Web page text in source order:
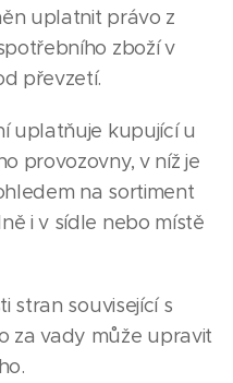
uplatnit právo z
zboží v
převzetí.
uplatňuje kupující u
provozovny, v níž je
na sortiment
i v sídle nebo místě
stran související s
za vady může upravit